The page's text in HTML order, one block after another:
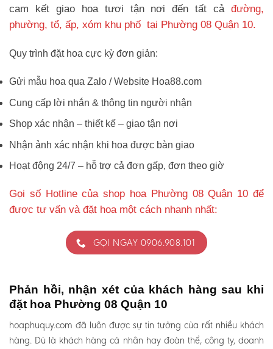
cam kết giao hoa tươi tận nơi đến tất cả đường,
phường, tổ, ấp, xóm khu phố tại Phường 08 Quận 10.
Quy trình đặt hoa cực kỳ đơn giản:
Gửi mẫu hoa qua Zalo / Website Hoa88.com
Cung cấp lời nhắn & thông tin người nhận
Shop xác nhận – thiết kế – giao tận nơi
Nhận ảnh xác nhận khi hoa được bàn giao
Hoạt động 24/7 – hỗ trợ cả đơn gấp, đơn theo giờ
Gọi số Hotline của shop hoa Phường 08 Quận 10 để
được tư vấn và đặt hoa một cách nhanh nhất:
GỌI NGAY 0906.908.101
Phản hồi, nhận xét của khách hàng sau khi
đặt hoa Phường 08 Quận 10
hoaphuquy.com đã luôn được sự tin tưởng của rất nhiều khách
hàng. Dù là khách hàng cá nhân hay đoàn thể, công ty, doanh